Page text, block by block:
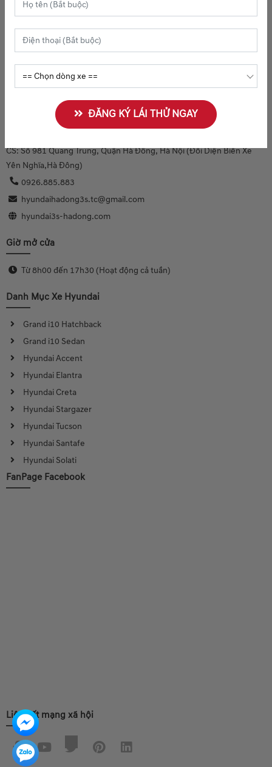
Bảng giá xe Hyundai
HYUNDAI HÀ ĐÔNG
CS: Số 981 Quang Trung, Quận Hà Đông, Hà Nội (Đối Diện Biến Xe
Yên Nghĩa,Hà Đông)
0926.885.883
hyundaihadong3s.tc@gmail.com
hyundai3s-hadong.com
Giờ mở cửa
Từ 8h00 đến 17h30 (Hoạt động cả tuần)
Danh Mục Xe Hyundai
Grand i10 Hatchback
Grand i10 Sedan
Hyundai Accent
Hyundai Elantra
Hyundai Creta
Hyundai Stargazer
Hyundai Tucson
Hyundai Santafe
Hyundai Solati
FanPage Facebook
Liên kết mạng xã hội
ĐĂNG KÝ LÁI THỬ NGAY